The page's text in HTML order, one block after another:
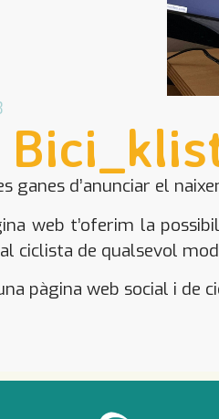
ganes d’anunciar el
web t’oferim la
ciclista de qualsevol
pàgina web social i de